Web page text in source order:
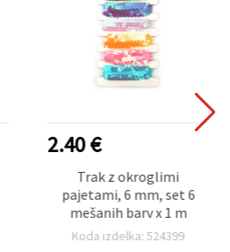
2.40 €
Trak z okroglimi
pajetami, 6 mm, set 6
mešanih barv x 1 m
Koda izdelka: 524399